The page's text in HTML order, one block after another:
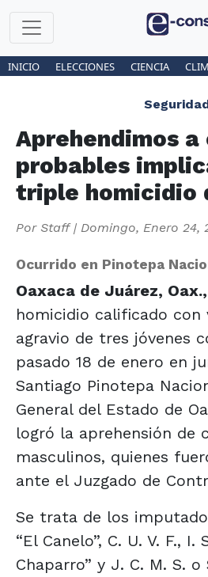
INICIO ELECCIONES CIENCIA
Aprehendimos
probables
triple homicidio
Por Staff| Domingo, Enero 24,
Ocurrido en Pinotepa
Oaxaca de Juárez, Oax.,
homicidio calificado con
agravio de tres jóvenes
pasado 18 de enero en
Santiago Pinotepa
General del Estado de
logró la aprehensión de
masculinos, quienes
ante el Juzgado de
Se trata de los
“El Canelo”, C. U. V. F., I.
Chaparro” y J. C. M. S. o